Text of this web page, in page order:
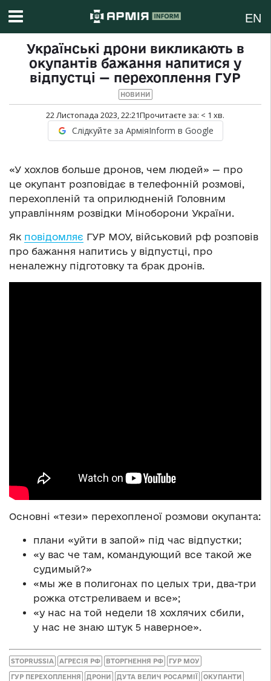
EN
Українські дрони викликають в
окупантів бажання напитися у
відпустці — перехоплення ГУР
НОВИНИ
22 Листопада 2023, 22:21Прочитаєте за: < 1 хв.
Слідкуйте за АрміяInform в Google
«У хохлов больше дронов, чем людей» — про
це окупант розповідає в телефонній розмові,
перехопленій та оприлюдненій Головним
управлінням розвідки Міноборони України.
Як повідомляє ГУР МОУ, військовий рф розповів
про бажання напитись у відпустці, про
неналежну підготовку та брак дронів.
Основні «тези» перехопленої розмови окупанта:
плани «уйти в запой» під час відпустки;
«у вас че там, командующий все такой же
судимый?»
«мы же в полигонах по целых три, два-три
рожка отстреливаем и все»;
«у нас на той недели 18 хохлячих сбили,
у нас не знаю штук 5 наверное».
STOPRUSSIA АГРЕСІЯ РФ ВТОРГНЕННЯ РФ ГУР МОУ
ГУР ПЕРЕХОПЛЕННЯ ДРОНИ ДУТА ВЕЛИЧ РОСАРМІЇ ОКУПАНТИ